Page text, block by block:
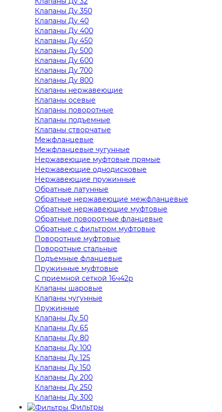
Клапаны Ду 350
Клапаны Ду 40
Клапаны Ду 400
Клапаны Ду 450
Клапаны Ду 500
Клапаны Ду 600
Клапаны Ду 700
Клапаны Ду 800
Клапаны нержавеющие
Клапаны осевые
Клапаны поворотные
Клапаны подъемные
Клапаны створчатые
Межфланцевые
Межфланцевые чугунные
Нержавеющие муфтовые прямые
Нержавеющие однодисковые
Нержавеющие пружинные
Обратные латунные
Обратные нержавеющие межфланцевые
Обратные нержавеющие муфтовые
Обратные поворотные фланцевые
Обратные с фильтром муфтовые
Поворотные муфтовые
Поворотные стальные
Подъемные фланцевые
Пружинные муфтовые
С приемной сеткой 16ч42р
Клапаны шаровые
Клапаны чугунные
Пружинные
Клапаны Ду 50
Клапаны Ду 65
Клапаны Ду 80
Клапаны Ду 100
Клапаны Ду 125
Клапаны Ду 150
Клапаны Ду 200
Клапаны Ду 250
Клапаны Ду 300
Фильтры